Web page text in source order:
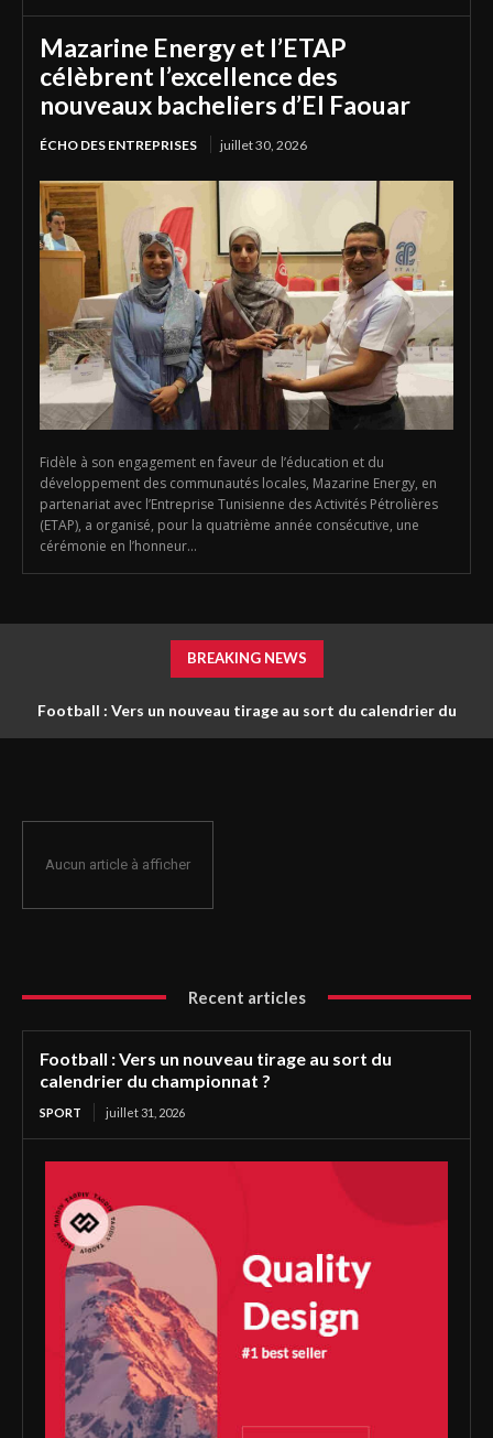
Mazarine Energy et l’ETAP
célèbrent l’excellence des
nouveaux bacheliers d’El Faouar
ÉCHO DES ENTREPRISES juillet 30, 2026
Fidèle à son engagement en faveur de l’éducation et du
développement des communautés locales, Mazarine Energy, en
partenariat avec l’Entreprise Tunisienne des Activités Pétrolières
(ETAP), a organisé, pour la quatrième année consécutive, une
cérémonie en l’honneur...
BREAKING NEWS
Football : Vers un nouveau tirage au sort du calendrier du
Aucun article à afficher
Recent articles
Football : Vers un nouveau tirage au sort du
calendrier du championnat ?
SPORT juillet 31, 2026